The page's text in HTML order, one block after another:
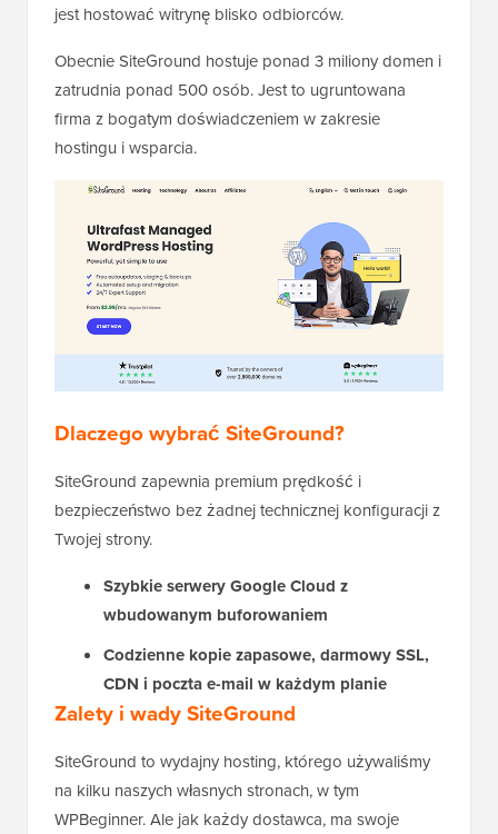
jest hostować witrynę blisko odbiorców.
Obecnie SiteGround hostuje ponad 3 miliony domen i
zatrudnia ponad 500 osób. Jest to ugruntowana
firma z bogatym doświadczeniem w zakresie
hostingu i wsparcia.
Dlaczego wybrać SiteGround?
SiteGround zapewnia premium prędkość i
bezpieczeństwo bez żadnej technicznej konfiguracji z
Twojej strony.
Szybkie serwery Google Cloud z
wbudowanym buforowaniem
Codzienne kopie zapasowe, darmowy SSL,
CDN i poczta e-mail w każdym planie
Zalety i wady SiteGround
SiteGround to wydajny hosting, którego używaliśmy
na kilku naszych własnych stronach, w tym
WPBeginner. Ale jak każdy dostawca, ma swoje